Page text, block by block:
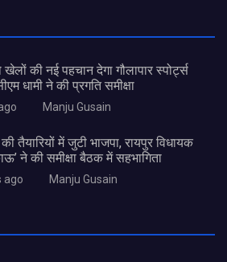
की नई पहचान देगा गौलापार स्पोर्ट्स
धामी ने की प्रगति समीक्षा
Manju Gusain
की तैयारियों में जुटी भाजपा, रायपुर विधायक
ने की समीक्षा बैठक में सहभागिता
ago Manju Gusain